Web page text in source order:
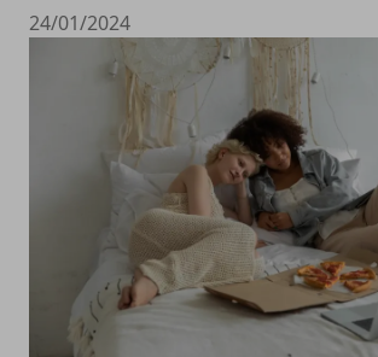
24/01/2024